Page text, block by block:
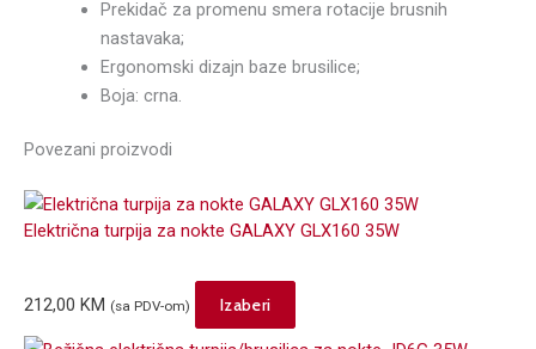
Prekidač za promenu smera rotacije brusnih
nastavaka;
Ergonomski dizajn baze brusilice;
Boja: crna.
Povezani proizvodi
Električna turpija za nokte GALAXY GLX160 35W
212,00 KM (sa PDV-om) Izaberi
product